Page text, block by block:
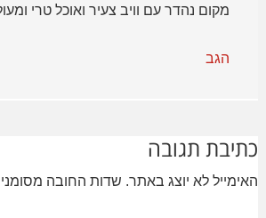
מקום נהדר עם וויב צעיר ואוכל טרי
הגב
כתיבת תגובה
האימייל לא יוצג באתר. שדות החובה